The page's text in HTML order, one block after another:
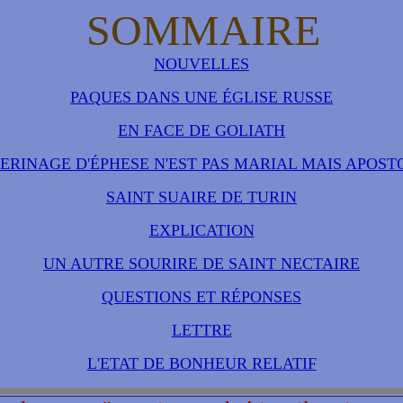
SOMMAIRE
NOUVELLES
PAQUES DANS UNE ÉGLISE RUSSE
EN FACE DE GOLIATH
D'ÉPHESE N'EST PAS MARIAL MAIS
SAINT SUAIRE DE TURIN
EXPLICATION
UN AUTRE SOURIRE DE SAINT NECTAIRE
QUESTIONS ET RÉPONSES
LETTRE
L'ETAT DE BONHEUR RELATIF